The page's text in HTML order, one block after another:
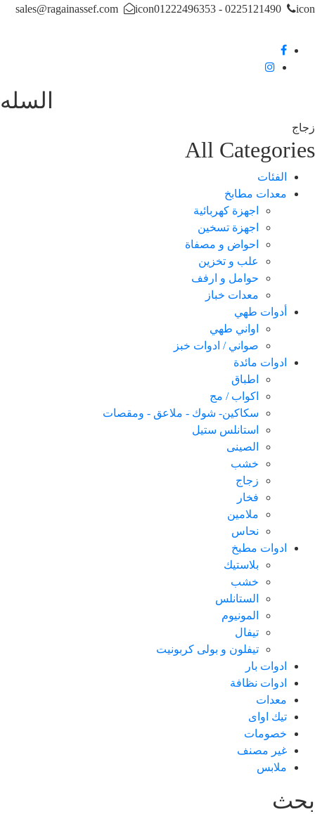
0225121490 - 01222496353
icon
sales@ragainassef.com
السله
All
الفئات
معدات مطابخ
اجهزة كهربائية
اجهزة تسخين
احواض و مصفاة
علب و تخزين
حوامل و ارفف
معدات خباز
أدوات طهي
اواني طهي
صواني / ادوات خبز
ادوات مائدة
اطباق
اكواب / مج
سكاكین- شوك - ملاعق - ومقصات
استانلس ستيل
الصينى
خشب
زجاج
فخار
ملامين
نحاس
ادوات مطبخ
بلاستيك
خشب
الستانلس
المونيوم
تيفال
تيفلون و بولى كربونيت
ادوات بار
ادوات نظافة
معدات
تيك اواى
خصومات
غير مصنف
ملابس